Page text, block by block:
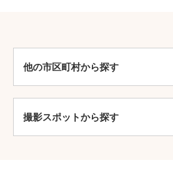
他の市区町村から探す
撮影スポットから探す